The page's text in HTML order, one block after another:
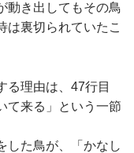
動き出してもその鳥
は裏切られていたこ
理由は、47行目
て来る」という一節
た鳥が、「かなし